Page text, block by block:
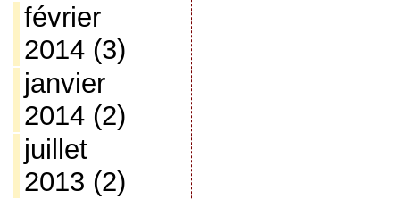
février
2014(3)
janvier
2014(2)
juillet
2013 (2)